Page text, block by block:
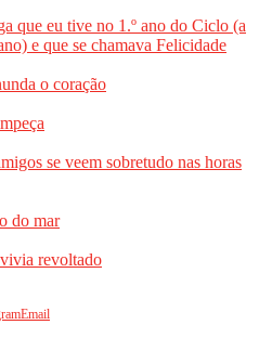
que eu tive no 1.º ano do Ciclo (a
e que se chamava Felicidade
o coração
se veem sobretudo nas horas
do mar
revoltado
Email